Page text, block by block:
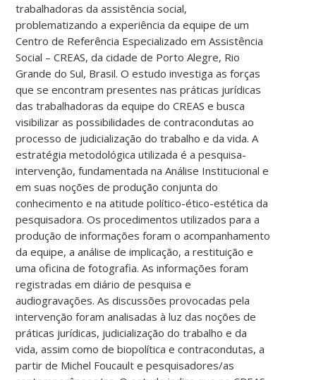
trabalhadoras da assistência social,
problematizando a experiência da equipe de um
Centro de Referência Especializado em Assistência
Social – CREAS, da cidade de Porto Alegre, Rio
Grande do Sul, Brasil. O estudo investiga as forças
que se encontram presentes nas práticas jurídicas
das trabalhadoras da equipe do CREAS e busca
visibilizar as possibilidades de contracondutas ao
processo de judicialização do trabalho e da vida. A
estratégia metodológica utilizada é a pesquisa-
intervenção, fundamentada na Análise Institucional e
em suas noções de produção conjunta do
conhecimento e na atitude político-ético-estética da
pesquisadora. Os procedimentos utilizados para a
produção de informações foram o acompanhamento
da equipe, a análise de implicação, a restituição e
uma oficina de fotografia. As informações foram
registradas em diário de pesquisa e
audiogravações. As discussões provocadas pela
intervenção foram analisadas à luz das noções de
práticas jurídicas, judicialização do trabalho e da
vida, assim como de biopolítica e contracondutas, a
partir de Michel Foucault e pesquisadores/as